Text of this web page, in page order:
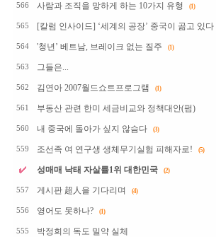
566 사람과 조직을 망하게 하는 10가지 유형 (1)
565 [칼럼 인사이드] ‘세계의 공장’ 중국이 곪고 있다
564 '청년’ 베트남, 브레이크 없는 질주 (1)
563 그들은...
562 김연아 2007월드쇼트프로그램 (1)
561 부동산 관련 한미 세금비교와 정책대안(펌)
560 내 중국에 돌아가 싶지 않슴다 (3)
559 조선족 여 연구생 생체무기실험 피해자로! (5)
성매매 낙태 자살률1위 대한민국 (2)
557 게시판 超人을 기다리며 (4)
556 영어도 못하나? (1)
555 박정희의 독도 밀약 실체